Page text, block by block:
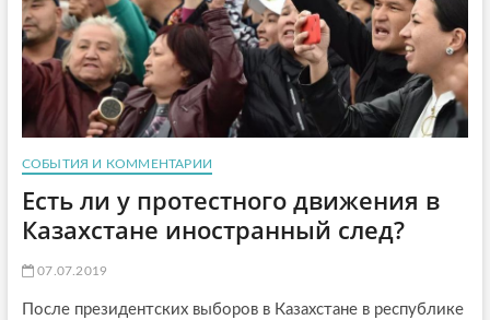
СОБЫТИЯ И КОММЕНТАРИИ
Есть ли у протестного движения в
Казахстане иностранный след?
07.07.2019
После президентских выборов в Казахстане в республике